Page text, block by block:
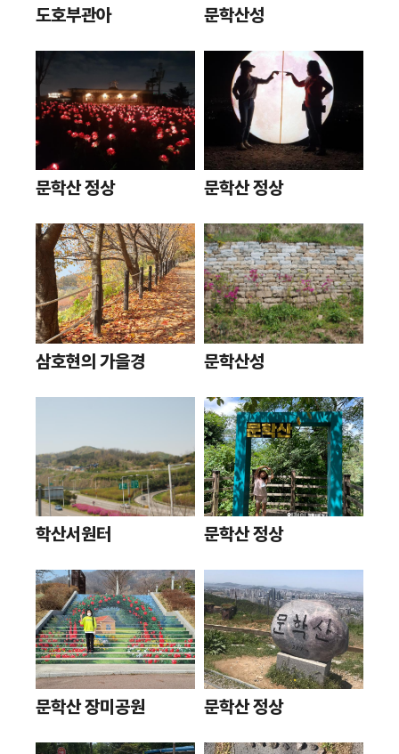
도호부관아 문학산성
문학산 정상 문학산 정상
삼호현의 가을경 문학산성
학산서원터 문학산 정상
문학산 장미공원 문학산 정상